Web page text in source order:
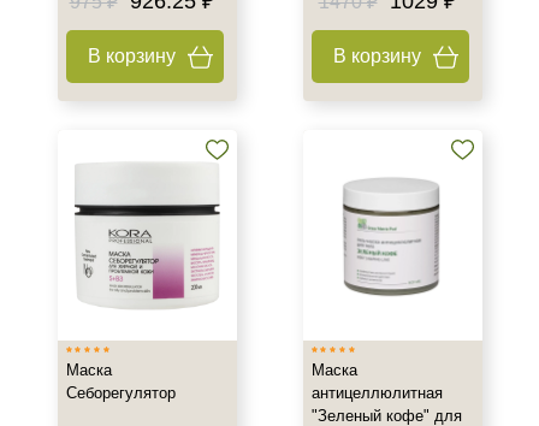
Жирная
Проблемная
Восстановление
Осветление
Показать еще
В корзину В корзину
Маска
Себорегулятор
Маска
антицеллюлитная
"Зеленый кофе" для